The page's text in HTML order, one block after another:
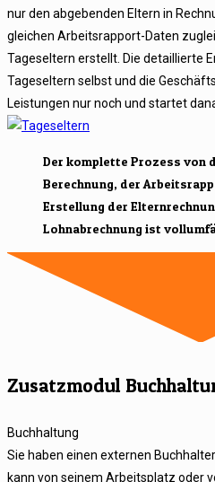
nur den abgebenden Eltern in
gleichen Arbeitsrapport-Daten
Tageseltern erstellt. Die detaillierte
Tageseltern selbst und die
Leistungen nur noch und startet
Der komplette Prozess von
Berechnung, der
Erstellung der
Lohnabrechnung ist
Zusatzmodul
Buchhaltung
Sie haben einen externen
kann von seinem Arbeitsplatz oder